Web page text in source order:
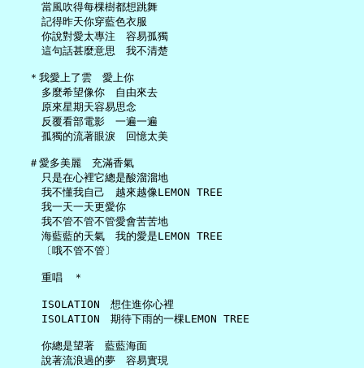
     當風吹得每棵樹都想跳舞
     記得昨天你穿藍色衣服
     你說對愛太專注　容易孤獨
     這句話甚麼意思　我不清楚
   ＊我愛上了雲　愛上你
     多麼希望像你　自由來去
     原來星期天容易思念
     反覆看部電影　一遍一遍
     孤獨的流著眼淚　回憶太美
   ＃愛多美麗　充滿香氣
     只是在心裡它總是酸溜溜地
     我不懂我自己　越來越像LEMON TREE
     我一天一天更愛你
     我不管不管不管愛會苦苦地
     海藍藍的天氣　我的愛是LEMON TREE
     〔哦不管不管〕
     重唱　＊
     ISOLATION　想住進你心裡
     ISOLATION　期待下雨的一棵LEMON TREE
     你總是望著　藍藍海面
     說著流浪過的夢　容易實現